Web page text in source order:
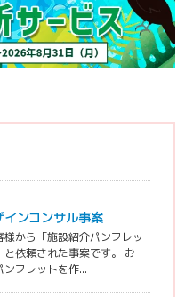
ンコンサル事案
から「施設紹介パンフレッ
依頼された事案です。 お
フレットを作...